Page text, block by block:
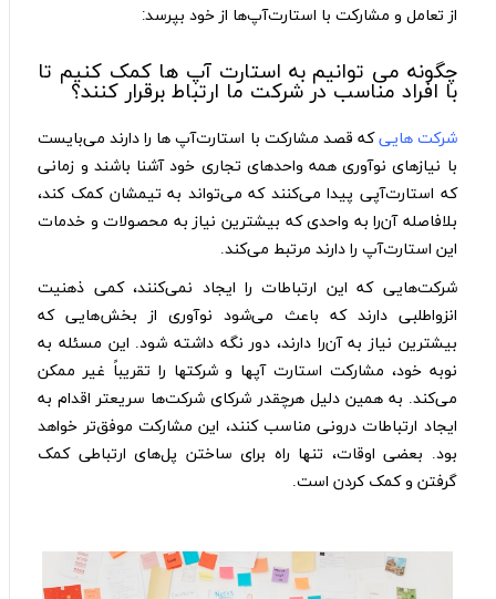
از تعامل و مشارکت با استارت‌آپ‌ها از خود بپرسد:
چگونه می توانیم به استارت آپ ها کمک کنیم تا
با افراد مناسب در شرکت ما ارتباط برقرار کنند؟
شرکت‌‌‌ هاییکه قصد مشارکت با استارت‌‌آپ‌‌ ها را دارند می‌بایست
با نیازهای نوآوری همه واحدهای تجاری خود آشنا باشند و زمانی
که استارت‌آپی پیدا می‌کنند که می‌تواند به تیمشان کمک کند،
بلافاصله آن‌‌را به واحدی که بیشترین نیاز به محصولات و خدمات
این استارت‌آپ را دارند مرتبط می‌کند.
شرکت‌هایی که این ارتباطات را ایجاد نمی‌کنند، کمی ذهنیت
انزوا‌طلبی دارند که باعث می‌شود نوآوری از بخش‌هایی که
بیشترین نیاز به آن‌را دارند، دور نگه داشته شود. این مسئله به
نوبه خود، مشارکت استارت‌ آپها و شرکتها را تقریباً غیر ممکن
می‌کند. به همین دلیل هرچقدر شرکای شرکت‌ها سریعتر اقدام به
ایجاد ارتباطات درونی مناسب کنند، این مشارکت موفق‌تر خواهد
بود. بعضی اوقات، تنها راه برای ساختن پل‌های ارتباطی کمک
گرفتن و کمک کردن است.